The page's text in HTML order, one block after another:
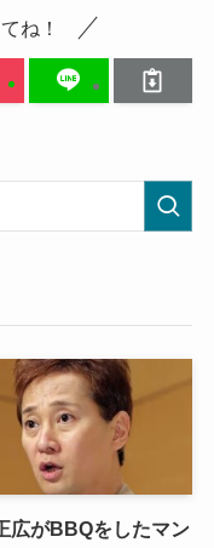
ね！
広がBBQをしたマン